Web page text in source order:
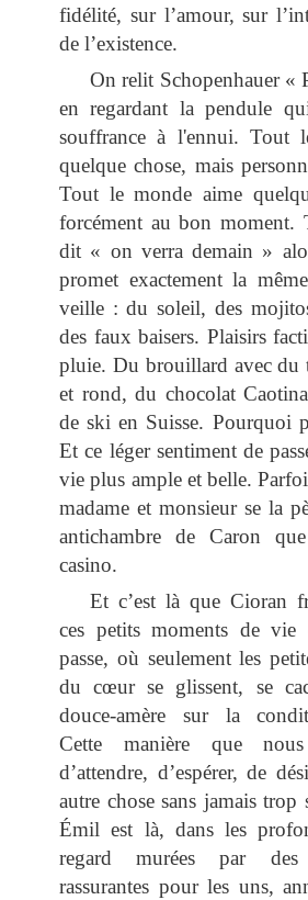
fidélité, sur l’amour, sur
de l’existence.
On relit Schopenhauer «
en regardant la pendule
souffrance à l'ennui. Tout
quelque chose, mais
Tout le monde aime
forcément au bon moment.
dit « on verra demain »
promet exactement la
veille : du soleil, des
des faux baisers. Plaisirs
pluie. Du brouillard avec du
et rond, du chocolat
de ski en Suisse. Pourquoi
Et ce léger sentiment de
vie plus ample et belle.
madame et monsieur se la
antichambre de Caron
casino.
Et c’est là que Cioran
ces petits moments de
passe, où seulement les
du cœur se glissent, se
douce-amère sur la
Cette manière que
d’attendre, d’espérer, de
autre chose sans jamais
Émil est là, dans les
regard murées par
rassurantes pour les uns,